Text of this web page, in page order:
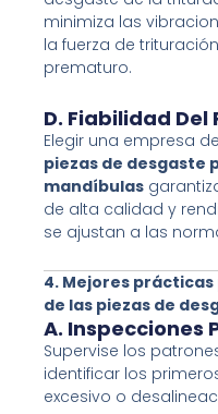
minimiza las
la fuerza de
prematuro.
D. Fiabilidad Del
Elegir una empresa
piezas de desgaste
mandíbulas
de alta calidad y
se ajustan a las
4. Mejores
de las piezas de
A. Inspecciones
Supervise los
identificar los
excesivo o